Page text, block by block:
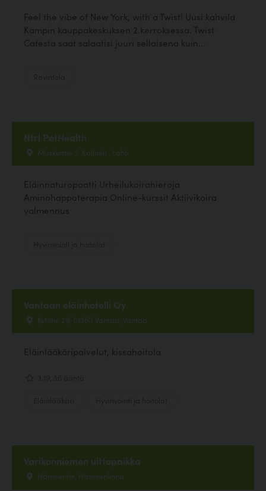
Feel the vibe of New York, with a Twist! Uusi kahvila
Kampin kauppakeskuksen 2.kerroksessa. Twist
Cafesta saat salaatisi juuri sellaisena kuin...
Ntrl PetHealth
Muskuntie 5, Kalliola , Lahti
Eläinnaturopaatti Urheilukoirahieroja
Aminohappoterapia Online-kurssit Aktiivikoira
valmennus
Vantaan eläinhotelli Oy
Kytötie 29, 01360 Vantaa, Vantaa
Eläinlääkäripalvelut, kissahoitola
Varikonniemen uittopaikka
Hämeentie, Hämeenlinna